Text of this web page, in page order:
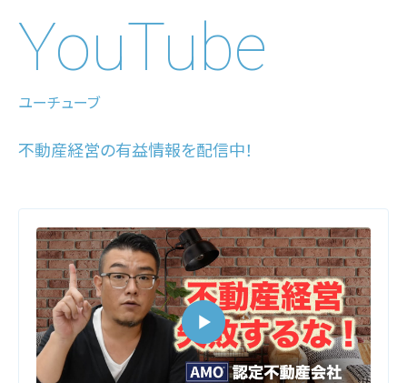
YouTube
ユーチューブ
不動産経営の有益情報を配信中！